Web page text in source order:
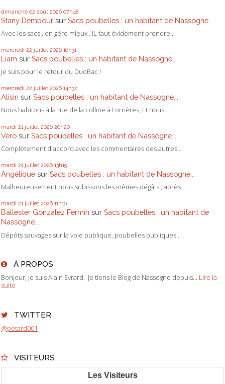
dimanche 02 août 2026 07h48
Stany Dembour sur Sacs poubelles : un habitant de Nassogne...
Avec les sacs , on gère mieux . IL faut évidement prendre...
mercredi 22 juillet 2026 16h31
Liam sur Sacs poubelles : un habitant de Nassogne...
Je suis pour le retour du DuoBac !
mercredi 22 juillet 2026 14h32
Alisin sur Sacs poubelles : un habitant de Nassogne...
Nous habitons à la rue de la colline à Forrières, Et nous...
mardi 21 juillet 2026 20h20
Vero sur Sacs poubelles : un habitant de Nassogne...
Complètement d'accord avec les commentaires des autres...
mardi 21 juillet 2026 13h15
Angélique sur Sacs poubelles : un habitant de Nassogne...
Malheureusement nous subissons les mêmes dégâts , après...
mardi 21 juillet 2026 11h10
Ballester González Fermín sur Sacs poubelles : un habitant de
Nassogne...
Dépôts sauvages sur la voie publique, poubelles publiques...
À PROPOS
Bonjour, Je suis Alain Evrard. je tiens le Blog de Nassogne depuis... Lire la
suite
TWITTER
@petard001
VISITEURS